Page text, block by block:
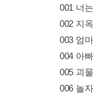
001 너
002 지
003 엄
004 아
005 괴
006 놀